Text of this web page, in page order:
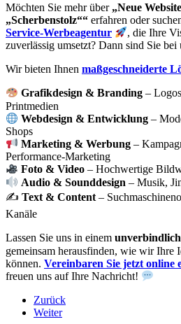
Möchten Sie mehr über „Neue
„Scherbenstolz““ erfahren oder
Service-Werbeagentur
, die Ihre
zuverlässig umsetzt? Dann sind Sie
Wir bieten Ihnen maßgeschneiderte
Grafikdesign & Branding –
Printmedien
Webdesign & Entwicklung –
Shops
Marketing & Werbung –
Performance-Marketing
Foto & Video – Hochwertige
Audio & Sounddesign – Musik,
✍️ Text & Content –
Kanäle
Lassen Sie uns in einem
gemeinsam herausfinden, wie wir Ihre
können. Vereinbaren Sie jetzt online
freuen uns auf Ihre Nachricht!
Zurück
Weiter